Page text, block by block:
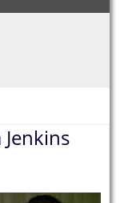
Jenkins